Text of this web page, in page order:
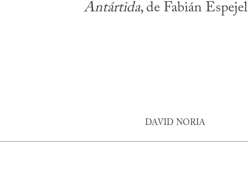
Antártida, de Fabián Espejel
DAVID NORIA